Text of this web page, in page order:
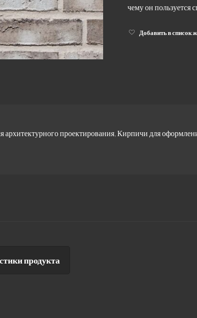
чему он пользуется
Добавить в список
архитектурного проектирования,Кирпичи для
продукта